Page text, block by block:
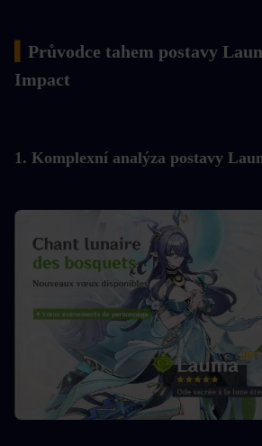
Průvodce tahem postavy
Impact
1. Komplexní analýza postavy